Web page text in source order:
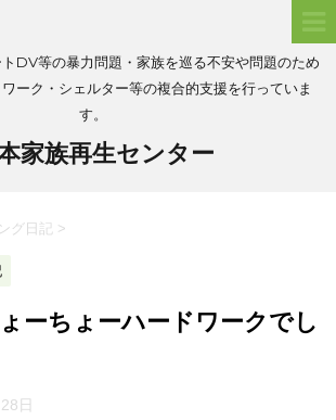
DV等の暴力問題・家族を巡る不安や問題のため
ーク・シェルター等の複合的支援を行っていま
す。
家族再生センター
グ日記 >
ーちょーハードワークでし
日